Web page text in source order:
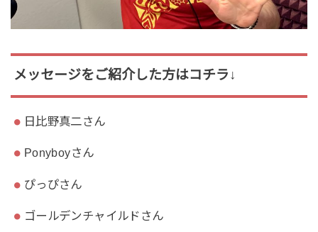
メッセージをご紹介した方はコチラ↓
日比野真二さん
Ponyboyさん
ぴっぴさん
ゴールデンチャイルドさん